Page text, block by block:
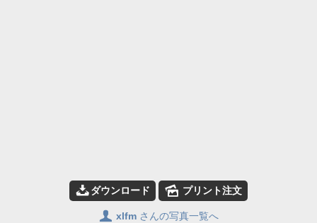
📥ダウンロード 🌄 プリント注文
👤 xlfm さんの写真一覧へ